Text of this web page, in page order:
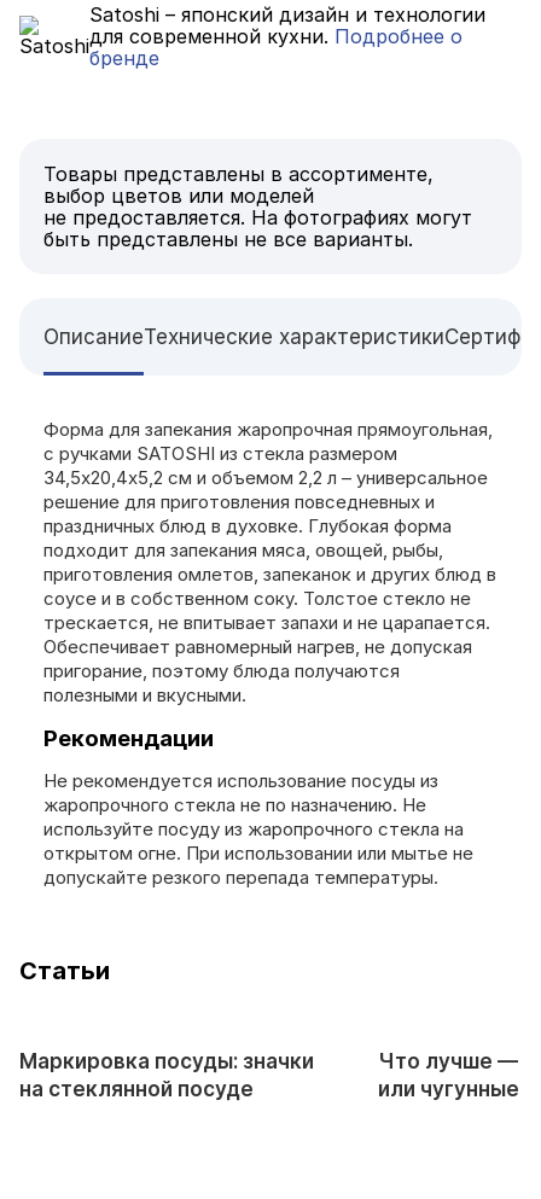
Satoshi – японский дизайн и технологии
для современной кухни. Подробнее о
бренде
Товары представлены в ассортименте,
выбор цветов или моделей
не предоставляется. На фотографиях могут
быть представлены не все варианты.
ОписаниеТехнические характеристики
Форма для запекания жаропрочная прямоугольная,
с ручками SATOSHI из стекла размером
34,5х20,4х5,2 см и объемом 2,2 л – универсальное
решение для приготовления повседневных и
праздничных блюд в духовке. Глубокая форма
подходит для запекания мяса, овощей, рыбы,
приготовления омлетов, запеканок и других блюд в
соусе и в собственном соку. Толстое стекло не
трескается, не впитывает запахи и не царапается.
Обеспечивает равномерный нагрев, не допуская
пригорание, поэтому блюда получаются
полезными и вкусными.
Рекомендации
Не рекомендуется использование посуды из
жаропрочного стекла не по назначению. Не
используйте посуду из жаропрочного стекла на
открытом огне. При использовании или мытье не
допускайте резкого перепада температуры.
Cтатьи
Маркировка посуды: значки
на стеклянной посуде
Что лучше —
или чугунные